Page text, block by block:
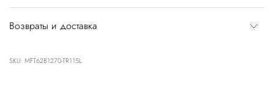
Возвраты и доставка
SKU: MFT62B1270-TR115L